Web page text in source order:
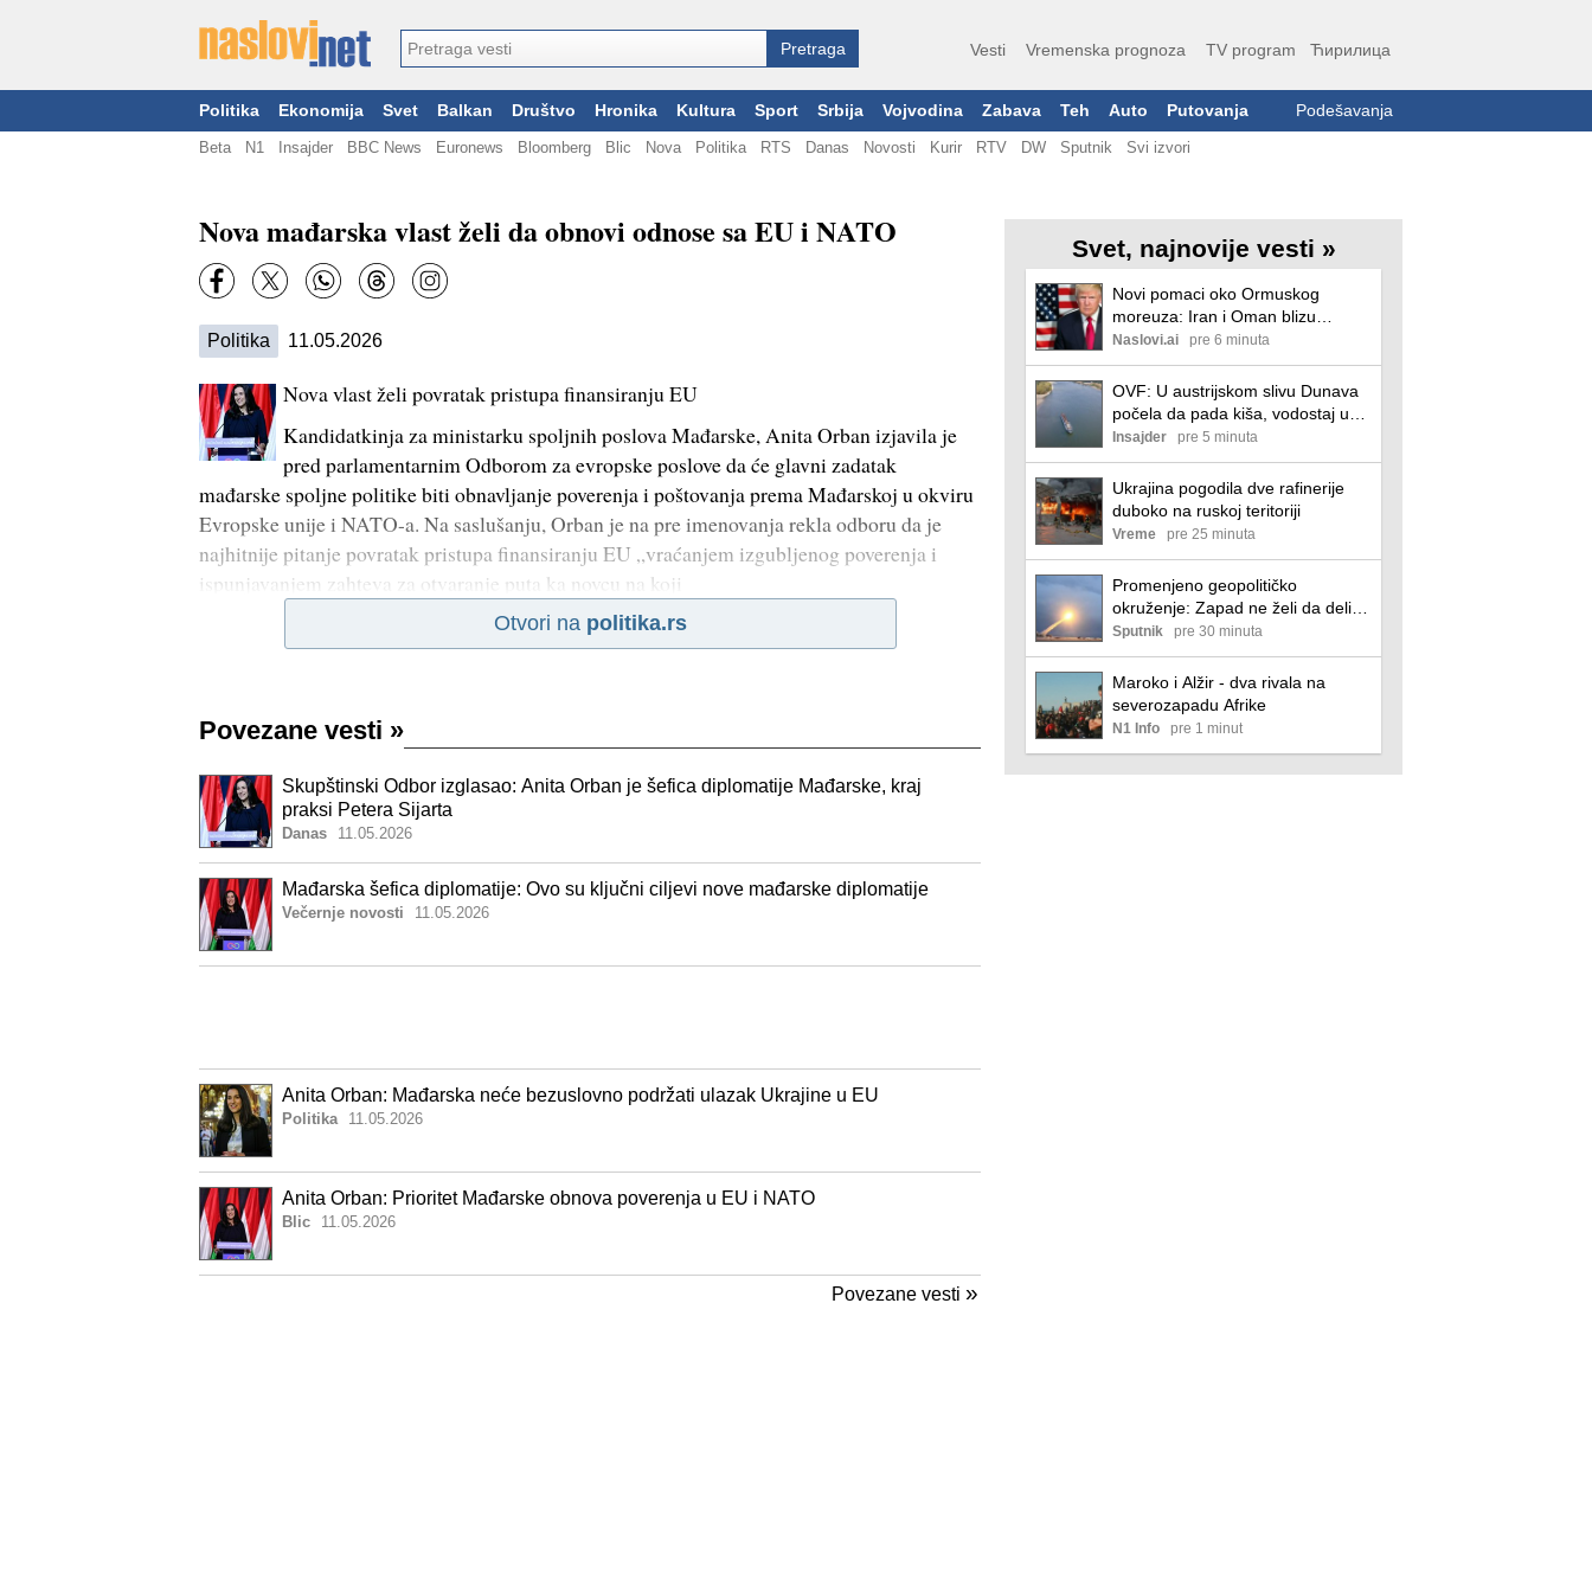
Vesti Vremenska prognoza TV program Ћирилица
Politika Ekonomija Svet Balkan Društvo Hronika Kultura Sport Srbija Vojvodina Zabava Teh Auto Putovanja Podešavanja
Beta N1 Insajder BBC News Euronews Bloomberg Blic Nova Politika RTS Danas Novosti Kurir RTV DW Sputnik Svi izvori
Nova mađarska vlast želi da obnovi odnose sa EU i NATO
Politika 11.05.2026
Nova vlast želi povratak pristupa finansiranju EU
Kandidatkinja za ministarku spoljnih poslova Mađarske, Anita Orban izjavila je
pred parlamentarnim Odborom za evropske poslove da će glavni zadatak
mađarske spoljne politike biti obnavljanje poverenja i poštovanja prema Mađarskoj u okviru
Evropske unije i NATO-a. Na saslušanju, Orban je na pre imenovanja rekla odboru da je
najhitnije pitanje povratak pristupa finansiranju EU „vraćanjem izgubljenog poverenja i
ispunjavanjem zahteva za otvaranje puta ka novcu na koji
Otvori na politika.rs
Povezane vesti »
Skupštinski Odbor izglasao: Anita Orban je šefica diplomatije Mađarske, kraj
praksi Petera Sijarta
Danas 11.05.2026
Mađarska šefica diplomatije: Ovo su ključni ciljevi nove mađarske diplomatije
Večernje novosti 11.05.2026
Anita Orban: Mađarska neće bezuslovno podržati ulazak Ukrajine u EU
Politika 11.05.2026
Anita Orban: Prioritet Mađarske obnova poverenja u EU i NATO
Blic 11.05.2026
Povezane vesti »
Svet, najnovije vesti »
Novi pomaci oko Ormuskog
moreuza: Iran i Oman blizu
privremenog sporazuma
Naslovi.ai pre 6 minuta
OVF: U austrijskom slivu Dunava
počela da pada kiša, vodostaj u
Mađarskoj trenutno stabilan
Insajder pre 5 minuta
Ukrajina pogodila dve rafinerije
duboko na ruskoj teritoriji
Vreme pre 25 minuta
Promenjeno geopolitičko
okruženje: Zapad ne želi da deli
oružje sa Ukrajinom
Sputnik pre 30 minuta
Maroko i Alžir - dva rivala na
severozapadu Afrike
N1 Info pre 1 minut